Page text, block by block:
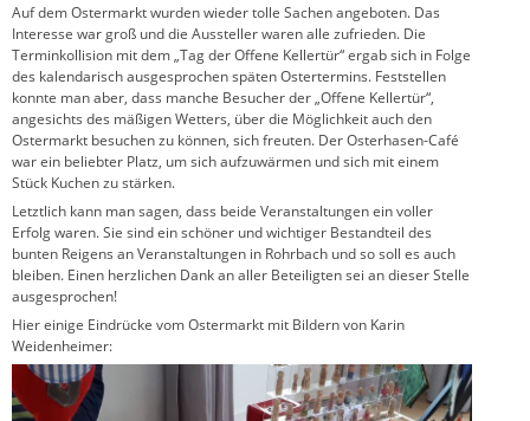
Auf dem Ostermarkt wurden wieder tolle Sachen angeboten. Das
Interesse war groß und die Aussteller waren alle zufrieden. Die
Terminkollision mit dem „Tag der Offene Kellertür“ ergab sich in Folge
des kalendarisch ausgesprochen späten Ostertermins. Feststellen
konnte man aber, dass manche Besucher der „Offene Kellertür“,
angesichts des mäßigen Wetters, über die Möglichkeit auch den
Ostermarkt besuchen zu können, sich freuten. Der Osterhasen-Café
war ein beliebter Platz, um sich aufzuwärmen und sich mit einem
Stück Kuchen zu stärken.
Letztlich kann man sagen, dass beide Veranstaltungen ein voller
Erfolg waren. Sie sind ein schöner und wichtiger Bestandteil des
bunten Reigens an Veranstaltungen in Rohrbach und so soll es auch
bleiben. Einen herzlichen Dank an aller Beteiligten sei an dieser Stelle
ausgesprochen!
Hier einige Eindrücke vom Ostermarkt mit Bildern von Karin
Weidenheimer: